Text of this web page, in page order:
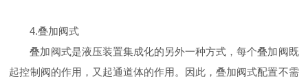
4.叠加阀式
叠加阀式是液压装置集成化的另外一种方式，每个叠加阀既
起控制阀的作用，又起通道体的作用。因此，叠加阀式配置不需